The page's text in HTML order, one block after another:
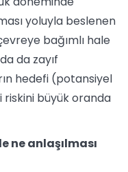
yoluyla beslenen
bağımlı hale
da zayıf
hedefi (potansiyel
büyük oranda
ne anlaşılması